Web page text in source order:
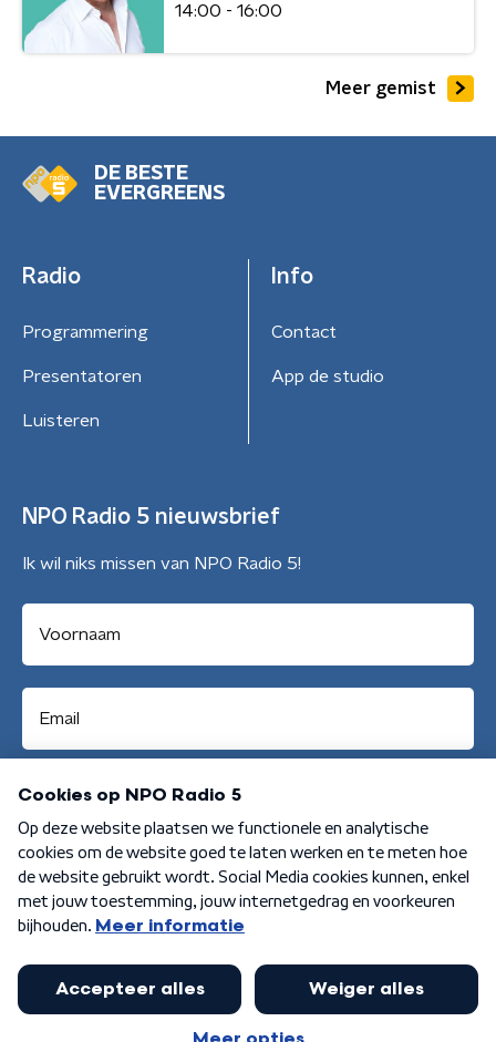
14:00 - 16:00
Meer gemist
DE BESTE
EVERGREENS
Radio
Programmering
Presentatoren
Luisteren
Info
Contact
App de studio
NPO Radio 5 nieuwsbrief
Ik wil niks missen van NPO Radio 5!
Aanmelden
Algemene voorwaarden